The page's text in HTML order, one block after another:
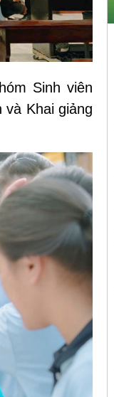
Sinh viên
Khai giảng